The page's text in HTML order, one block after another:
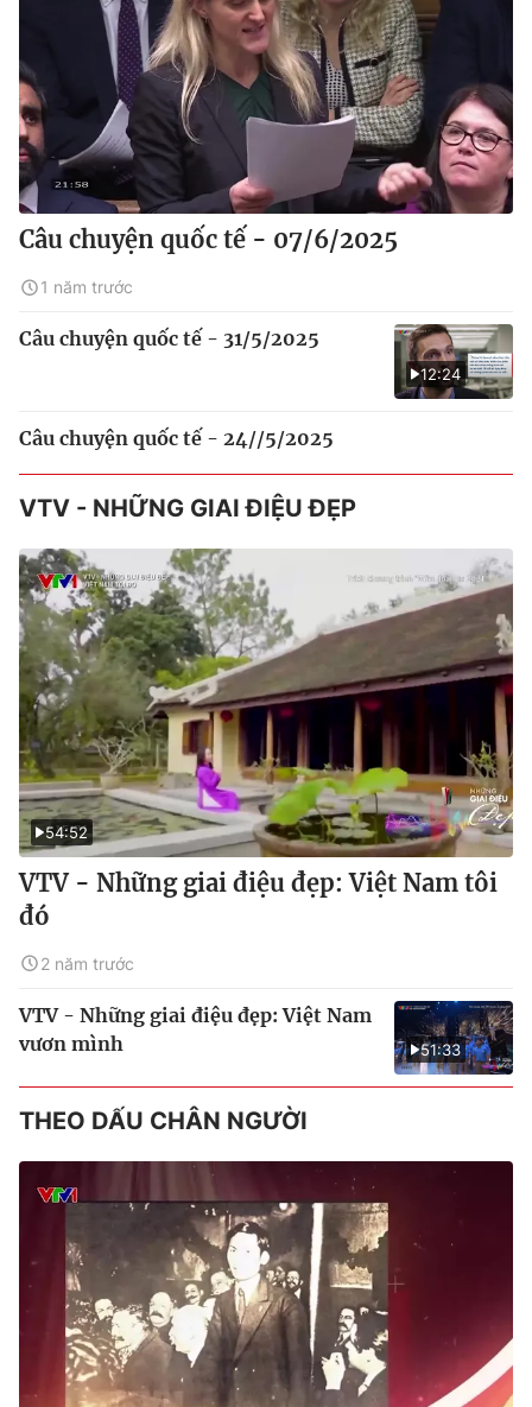
Câu chuyện quốc tế - 07/6/2025
1 năm trước
12:24
Câu chuyện quốc tế - 31/5/2025
Câu chuyện quốc tế - 24//5/2025
VTV - NHỮNG GIAI ĐIỆU ĐẸP
54:52
VTV - Những giai điệu đẹp: Việt Nam tôi
đó
2 năm trước
51:33
VTV - Những giai điệu đẹp: Việt Nam
vươn mình
THEO DẤU CHÂN NGƯỜI